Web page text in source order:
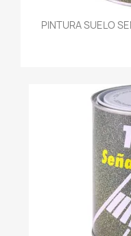
PINTURA SUELO